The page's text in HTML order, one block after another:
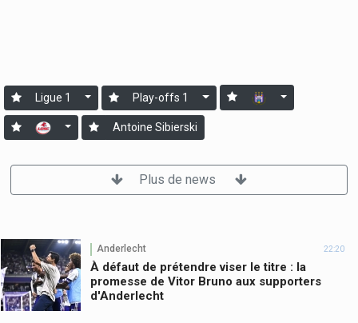
Ligue 1 Play-offs 1
Antoine Sibierski
Plus de news
Anderlecht 22:20
À défaut de prétendre viser le titre : la
promesse de Vitor Bruno aux supporters
d'Anderlecht